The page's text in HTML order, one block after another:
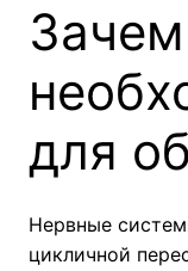
для
Нервные
цикличной